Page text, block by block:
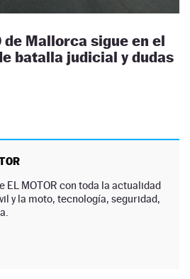
de Mallorca sigue en el
batalla judicial y dudas
EL MOTOR con toda la actualidad
y la moto, tecnología, seguridad,